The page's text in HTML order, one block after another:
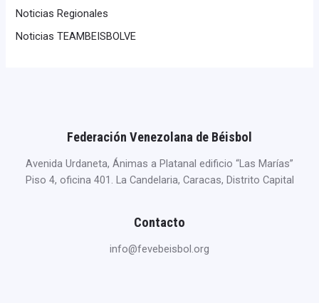
Noticias Regionales
Noticias TEAMBEISBOLVE
Federación Venezolana de Béisbol
Avenida Urdaneta, Ánimas a Platanal edificio “Las Marías”
Piso 4, oficina 401. La Candelaria, Caracas, Distrito Capital
Contacto
info@fevebeisbol.org